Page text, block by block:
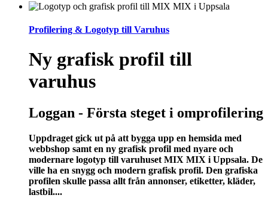
Profilering & Logotyp till Varuhus
Ny grafisk profil till
varuhus
Loggan - Första steget i omprofilering
Uppdraget gick ut på att bygga upp en hemsida med
webbshop samt en ny grafisk profil med nyare och
modernare logotyp till varuhuset MIX MIX i Uppsala. De
ville ha en snygg och modern grafisk profil. Den grafiska
profilen skulle passa allt från annonser, etiketter, kläder,
lastbil....